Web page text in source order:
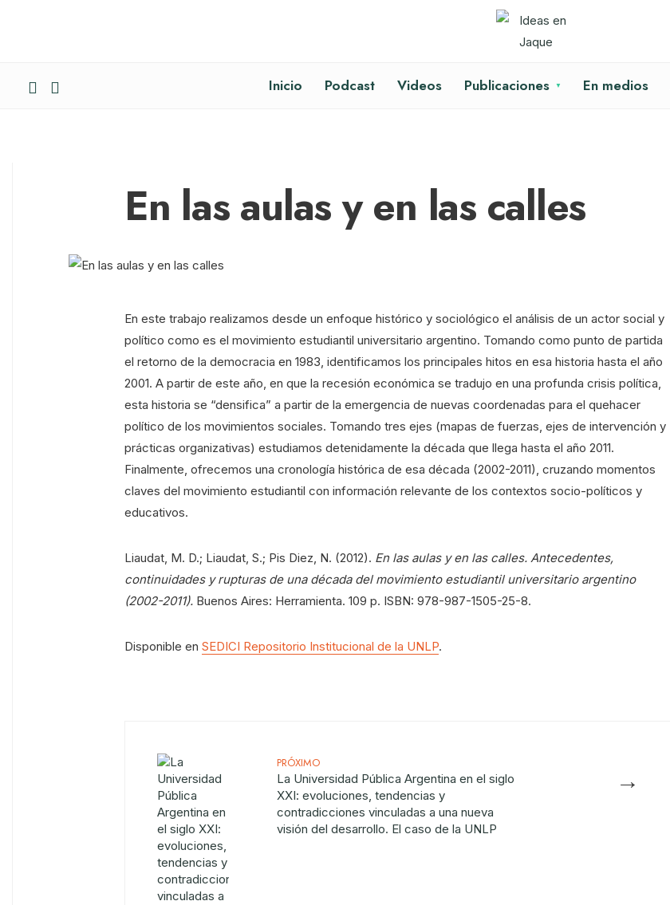
Inicio Podcast Videos Publicaciones En medios
En las aulas y en las calles
En este trabajo realizamos desde un enfoque histórico y sociológico el análisis de un actor social y
político como es el movimiento estudiantil universitario argentino. Tomando como punto de partida
el retorno de la democracia en 1983, identificamos los principales hitos en esa historia hasta el año
2001. A partir de este año, en que la recesión económica se tradujo en una profunda crisis política,
esta historia se “densifica” a partir de la emergencia de nuevas coordenadas para el quehacer
político de los movimientos sociales. Tomando tres ejes (mapas de fuerzas, ejes de intervención y
prácticas organizativas) estudiamos detenidamente la década que llega hasta el año 2011.
Finalmente, ofrecemos una cronología histórica de esa década (2002-2011), cruzando momentos
claves del movimiento estudiantil con información relevante de los contextos socio-políticos y
educativos.
Liaudat, M. D.; Liaudat, S.; Pis Diez, N. (2012). En las aulas y en las calles. Antecedentes,
continuidades y rupturas de una década del movimiento estudiantil universitario argentino
(2002-2011). Buenos Aires: Herramienta. 109 p. ISBN: 978-987-1505-25-8.
Disponible en SEDICI Repositorio Institucional de la UNLP.
→
PRÓXIMO
La Universidad Pública Argentina en el siglo
XXI: evoluciones, tendencias y
contradicciones vinculadas a una nueva
visión del desarrollo. El caso de la UNLP